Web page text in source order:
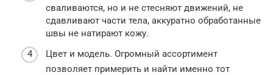
сваливаются, но и не стесняют движений, не
сдавливают части тела, аккуратно обработанные
швы не натирают кожу.
Цвет и модель. Огромный ассортимент
позволяет примерить и найти именно тот